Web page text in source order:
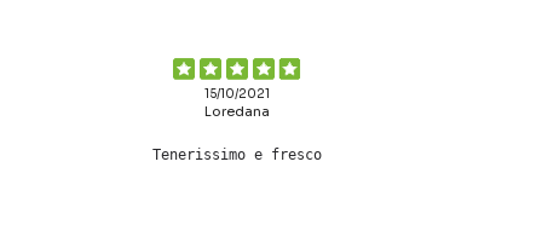
15/10/2021
Loredana
Tenerissimo e fresco